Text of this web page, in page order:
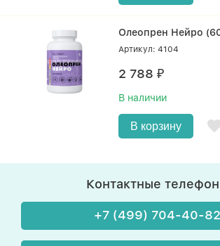
Олеопрен Нейро
Артикул: 4104
2 788₽
В наличии
В корзину
Контактные
+7 (499) 704-40-82